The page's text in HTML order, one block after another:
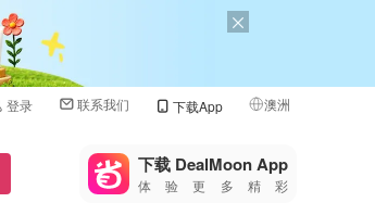
登录 联系我们 下载App 澳洲
🇺🇸
🇨🇳 中国
下载 DealMoon App
体验更多精彩